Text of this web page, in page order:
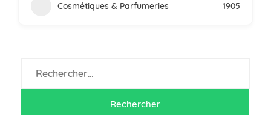
Cosmétiques & Parfumeries 1905